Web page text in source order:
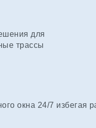
для
трассы
окна 24/7 избегая